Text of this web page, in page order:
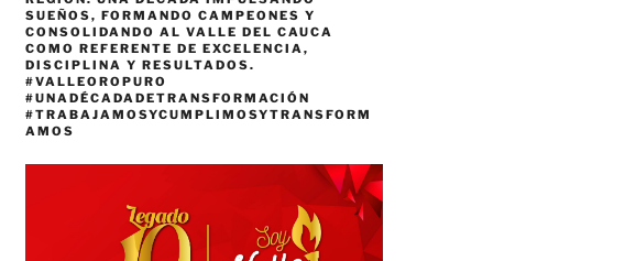
SUEÑOS, FORMANDO CAMPEONES Y
CONSOLIDANDO AL VALLE DEL CAUCA
COMO REFERENTE DE EXCELENCIA,
DISCIPLINA Y RESULTADOS.
#VALLEOROPURO
#UNADÉCADADETRANSFORMACIÓN
#TRABAJAMOSYCUMPLIMOSYTRANSFORM
AMOS